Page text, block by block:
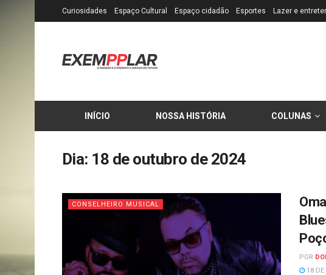
Curiosidades Espaço Cultural Espaço cidadão Esportes Lazer e
INÍCIO NOSSA HISTÓRIA COLUNAS
Dia: 18 de outubro de 2024
CONSELHEIRO MUSICAL
POR
18 DE